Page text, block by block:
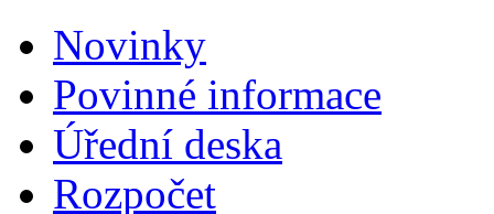
Novinky
Povinné informace
Úřední deska
Rozpočet